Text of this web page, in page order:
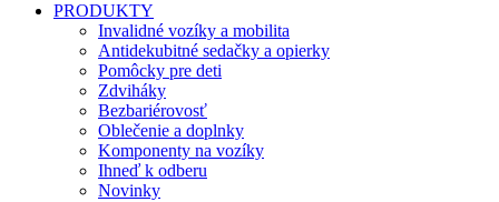
PRODUKTY
Invalidné vozíky a mobilita
Antidekubitné sedačky a opierky
Pomôcky pre deti
Zdviháky
Bezbariérovosť
Oblečenie a doplnky
Komponenty na vozíky
Ihneď k odberu
Novinky